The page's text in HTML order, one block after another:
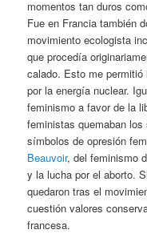
momentos tan duros
Fue en Francia también
movimiento ecologista
que procedía
calado. Esto me
por la energía nuclear.
feminismo a favor de la
feministas quemaban
símbolos de opresión
Beauvoir, del feminismo
y la lucha por el aborto.
quedaron tras el
cuestión valores
francesa.